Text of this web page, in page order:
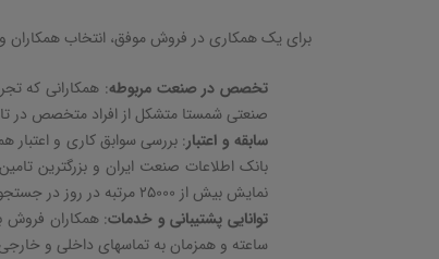
برای یک همکاری در فروش موفق، انتخاب همکاران
تخصص در صنعت مربوطه: همکارانی که
صنعتی شمستا متشکل از افراد متخصص در
سابقه و اعتبار: بررسی سوابق کاری و اعتبار
نمایش بیش از 25000 مرتبه در روز در جستجوهای گوگل، به عنوان یک سامانه فعال در امر فروش و نیازهای ساخت دستگاه و ماشین آلات صنعتی (ماشین سازی) می باشد.
توانایی پشتیبانی و خدمات:همکاران فروش
ساعته و همزمان به تماسهای داخلی و